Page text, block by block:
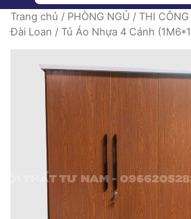
Trang chủ / PHÒNG NGỦ / THI
Đài Loan / Tủ Áo Nhựa 4 Cánh